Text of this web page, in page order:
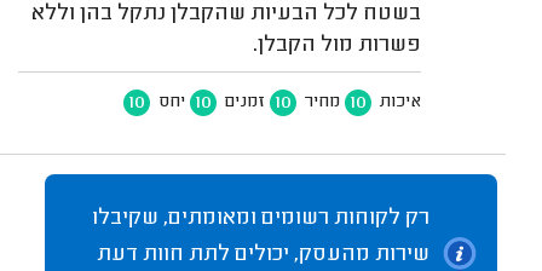
בשטח לכל הבעיות שהקבלן נתקל בהן וללא
פשרות מול הקבלן.
איכות 10 מחיר 10 זמנים 10 יחס 10
רק לקוחות רשומים ומאומתים, שקיבלו
שירות מהעסק, יכולים לתת חוות דעת